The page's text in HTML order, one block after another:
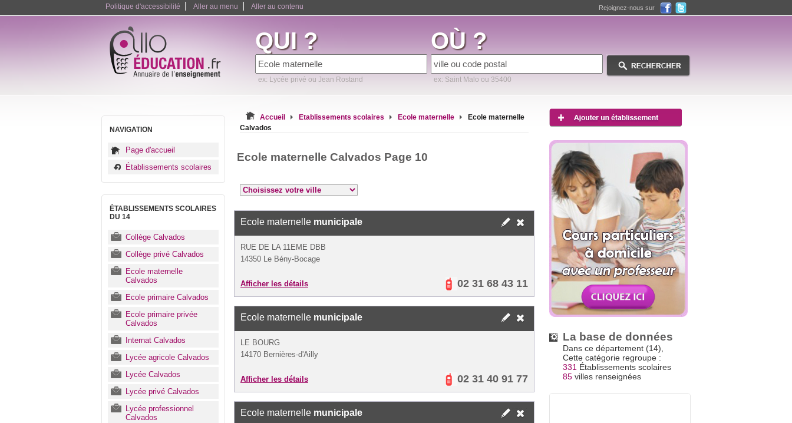
Politique d'accessibilité Aller au menu Aller au contenu Rejoignez-nous sur
QUI ?
ex: Lycée privé ou Jean Rostand
OÙ ?
ex: Saint Malo ou 35400
NAVIGATION
Page d'accueil
Établissements scolaires
ÉTABLISSEMENTS SCOLAIRES
DU 14
Collège Calvados
Collège privé Calvados
Ecole maternelle
Calvados
Ecole primaire Calvados
Ecole primaire privée
Calvados
Internat Calvados
Lycée agricole Calvados
Lycée Calvados
Lycée privé Calvados
Lycée professionnel
Calvados
Accueil Etablissements scolaires Ecole maternelle
Ecole maternelle
Calvados
Ecole maternelle Calvados Page 10
Ecole maternelle municipale
RUE DE LA 11EME DBB
14350 Le Bény-Bocage
Afficher les détails 02 31 68 43 11
Ecole maternelle municipale
LE BOURG
14170 Bernières-d'Ailly
Afficher les détails 02 31 40 91 77
Ecole maternelle municipale
La base de données
Dans ce département (14),
Cette catégorie regroupe :
331 Établissements scolaires
85 villes renseignées